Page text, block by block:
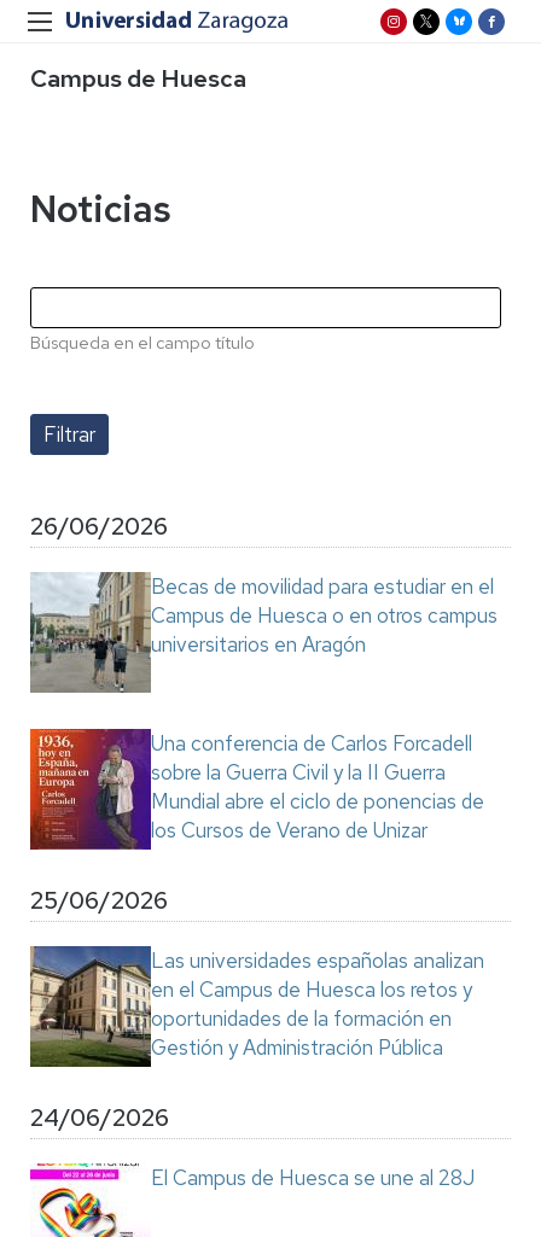
Campus de Huesca
Noticias
Búsqueda en el campo título
26/06/2026
Becas de movilidad para estudiar en el
Campus de Huesca o en otros campus
universitarios en Aragón
Una conferencia de Carlos Forcadell
sobre la Guerra Civil y la II Guerra
Mundial abre el ciclo de ponencias de
los Cursos de Verano de Unizar
25/06/2026
Las universidades españolas analizan
en el Campus de Huesca los retos y
oportunidades de la formación en
Gestión y Administración Pública
24/06/2026
El Campus de Huesca se une al 28J